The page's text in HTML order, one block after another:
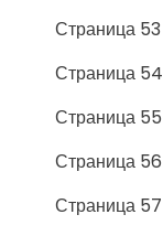
Страница 53
Страница 54
Страница 55
Страница 56
Страница 57